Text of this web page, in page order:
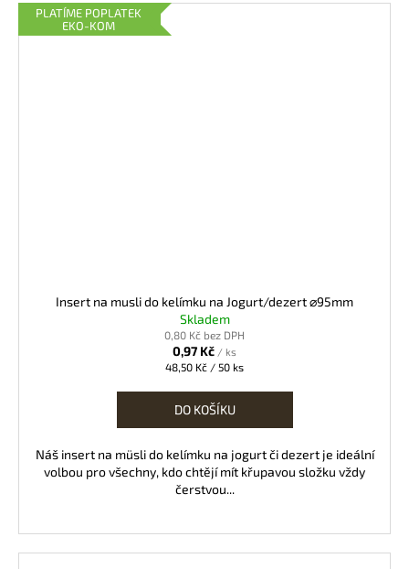
PLATÍME POPLATEK
EKO-KOM
Insert na musli do kelímku na Jogurt/dezert ⌀95mm
Skladem
0,80 Kč bez DPH
0,97 Kč / ks
Měrná
48,50 Kč / 50 ks
DO KOŠÍKU
Náš insert na müsli do kelímku na jogurt či dezert je ideální
volbou pro všechny, kdo chtějí mít křupavou složku vždy
čerstvou...